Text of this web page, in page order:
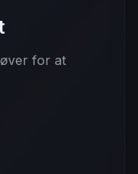
for at